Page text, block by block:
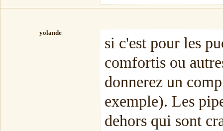
yolande
si c'est pour les
comfortis ou
donnerez un
exemple). Les
dehors qui sont